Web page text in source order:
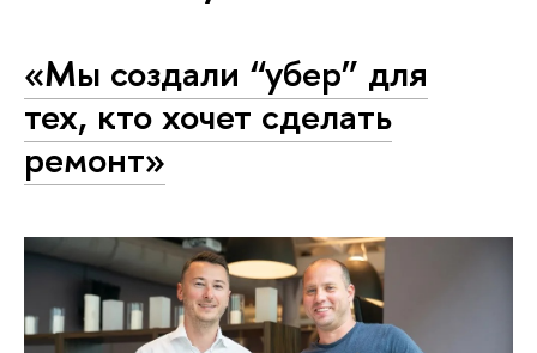
«Мы создали “убер” для
тех, кто хочет сделать
ремонт»